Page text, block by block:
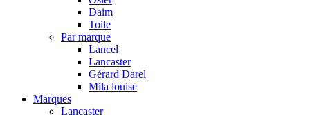
Daim
Toile
Par marque
Lancel
Lancaster
Gérard Darel
Mila louise
Marques
Lancaster